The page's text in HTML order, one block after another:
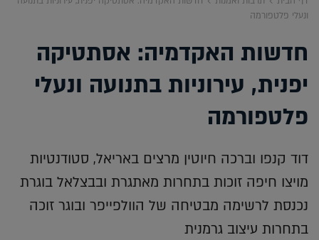
ונעלי פלטפורמה
חדשות האקדמיה: אסתטיקה
יפנית, עירוניות בתנועה ונעלי
פלטפורמה
דוד קנפו וברכה חיוטין מרצים באריאל, סטודנטיות
מויצו חיפה זוכות בתחרות מאתגרת ובבצלאל בוגרת
נכנסת לרשימה מבטיחה של הוולפייפר ובוגר זוכה
בתחרות עיצוב גרמנית